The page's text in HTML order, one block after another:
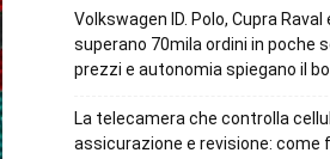
Volkswagen ID. Polo, Cupra Raval
superano 70mila ordini in poche
prezzi e autonomia spiegano il
La telecamera che controlla
assicurazione e revisione: come